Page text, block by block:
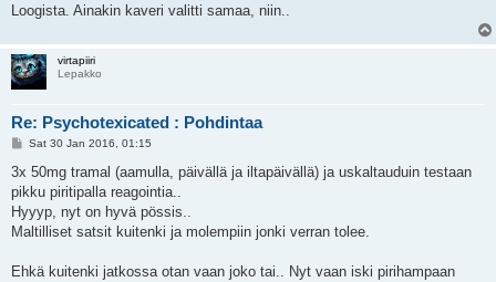
Loogista. Ainakin kaveri valitti samaa, niin..
virtapiiri
Lepakko
Re: Psychotexicated : Pohdintaa
P
s
Sat 30 Jan 2016, 01:15
3x 50mg tramal (aamulla, päivällä ja iltapäivällä) ja uskaltauduin testaan
pikku piritipalla reagointia..
Hyyyp, nyt on hyvä pössis..
Maltilliset satsit kuitenki ja molempiin jonki verran tolee.
Ehkä kuitenki jatkossa otan vaan joko tai.. Nyt vaan iski pirihampaan